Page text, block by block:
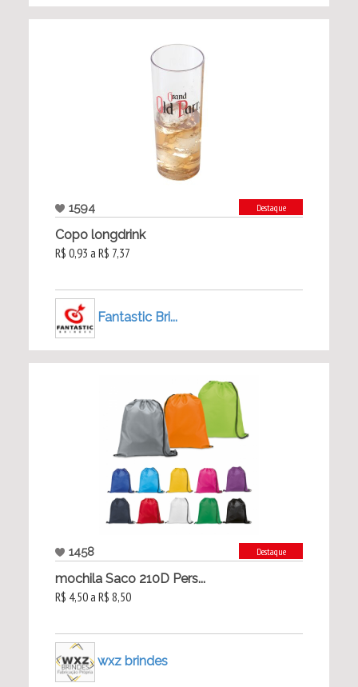
1594 Destaque
Copo longdrink
R$ 0,93 a R$ 7,37
Fantastic Bri...
1458 Destaque
mochila Saco 210D Pers...
R$ 4,50 a R$ 8,50
wxz brindes